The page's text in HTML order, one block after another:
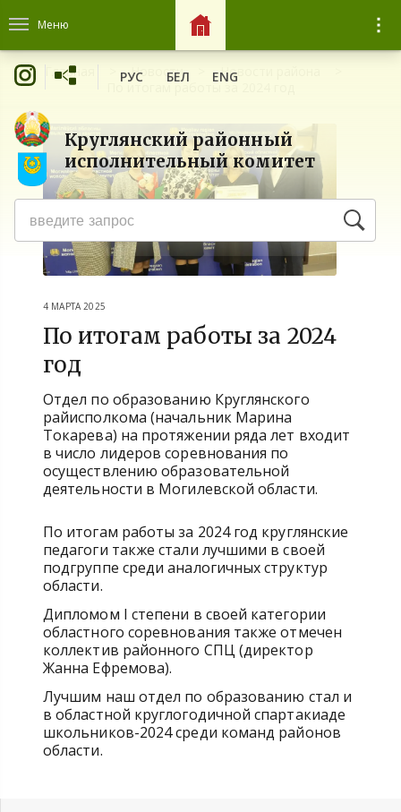
Меню
Круглянский районный
исполнительный комитет
РУС БЕЛ ENG
Главная Новости
Новости района
По итогам работы за 2024 год
4 МАРТА 2025
По итогам работы за 2024
год
Отдел по образованию Круглянского
райисполкома (начальник Марина
Токарева) на протяжении ряда лет входит
в число лидеров соревнования по
осуществлению образовательной
деятельности в Могилевской области.
По итогам работы за 2024 год круглянские
педагоги также стали лучшими в своей
подгруппе среди аналогичных структур
области.
Дипломом I степени в своей категории
областного соревнования также отмечен
коллектив районного СПЦ (директор
Жанна Ефремова).
Лучшим наш отдел по образованию стал и
в областной круглогодичной спартакиаде
школьников-2024 среди команд районов
области.